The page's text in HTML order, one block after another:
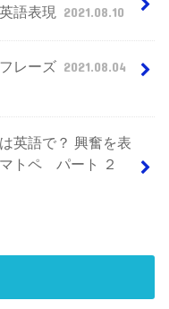
語表現
2021.08.10
レーズ 2021.08.04
英語で？ 興奮を表
トペ パート ２